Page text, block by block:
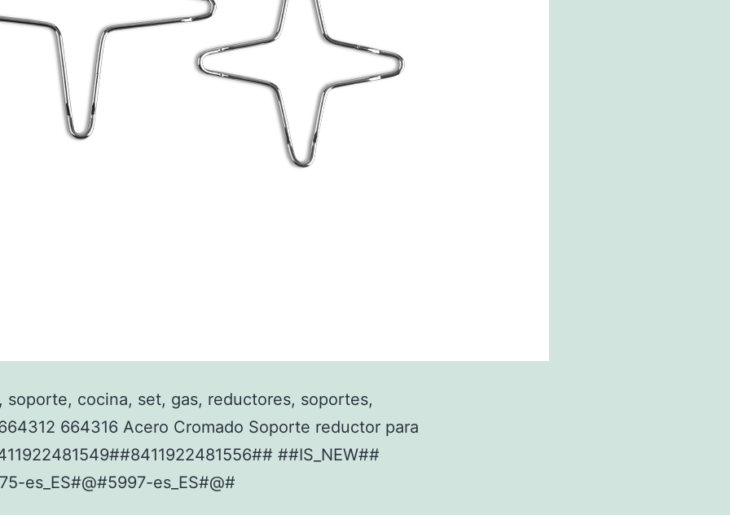
soporte, cocina, set, gas, reductores, soportes,
664316 Acero Cromado Soporte reductor para
##IS_NEW##
es_ES#@#5997-es_ES#@#